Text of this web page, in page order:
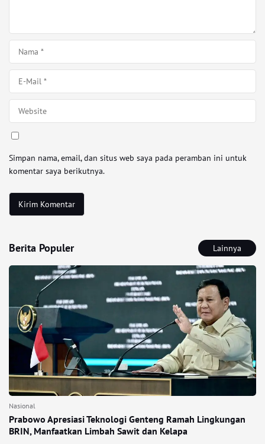
Simpan nama, email, dan situs web saya pada peramban ini untuk
komentar saya berikutnya.
Berita Populer Lainnya
Nasional
Prabowo Apresiasi Teknologi Genteng Ramah Lingkungan
BRIN, Manfaatkan Limbah Sawit dan Kelapa